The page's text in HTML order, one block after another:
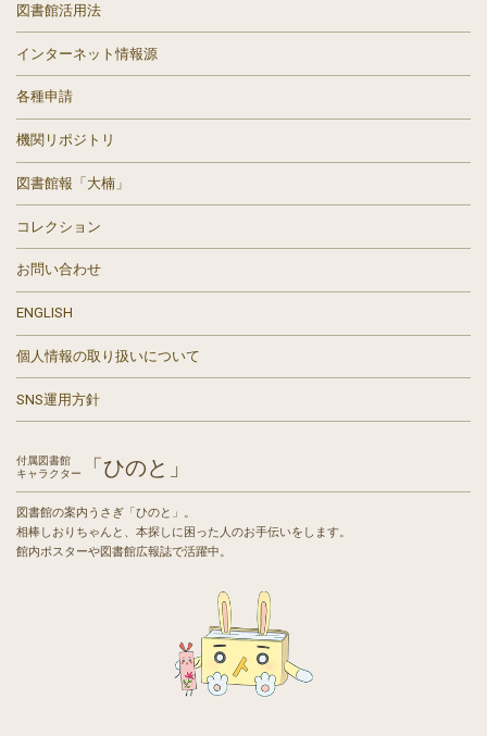
図書館活用法
インターネット情報源
各種申請
機関リポジトリ
図書館報「大楠」
コレクション
お問い合わせ
ENGLISH
個人情報の取り扱いについて
SNS運用方針
付属図書館
キャラクター
「ひのと」
図書館の案内うさぎ「ひのと」。
相棒しおりちゃんと、本探しに困った人のお手伝いをします。
館内ポスターや図書館広報誌で活躍中。